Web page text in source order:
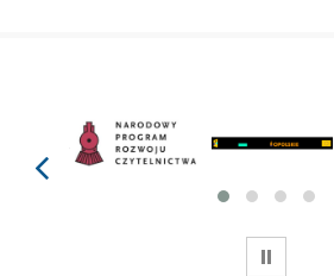
prev
WSTRZYMAJ